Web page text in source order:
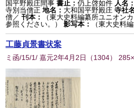
国平野殿庄間事書止：仍上啓如件 人名
寺別当僧正 地名： 大和国平野殿庄 寺社
僧／刊本：
（東大史料編纂所ユニオン
参照ください。）
影写本： （東大史料
工藤貞景書状案
ミ函/15/1/ 嘉元2年4月2日 （1304）